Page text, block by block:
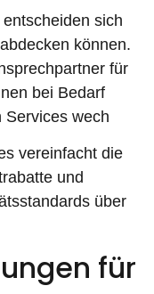
sich
können.
für
bei Bedarf
Services wech
vereinfacht die
und
über
für